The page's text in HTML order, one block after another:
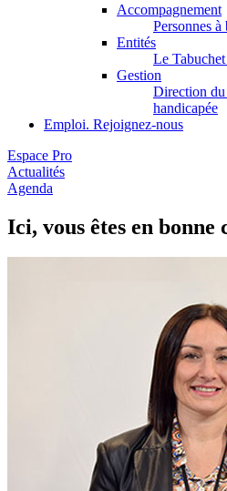
Accompagnement
Personnes
Entités
Le
Gestion
Direction du
handicapée
Emploi. Rejoignez-nous
Espace Pro
Actualités
Agenda
Ici, vous êtes en bonne